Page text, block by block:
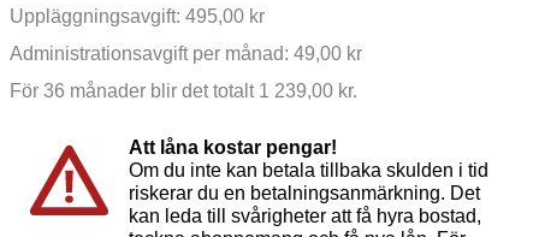
Uppläggningsavgift: 495,00 kr
Administrationsavgift per månad: 49,00 kr
För 36 månader blir det totalt 1 239,00 kr.
Att låna kostar pengar!
Om du inte kan betala tillbaka skulden i tid
riskerar du en betalningsanmärkning. Det
kan leda till svårigheter att få hyra bostad,